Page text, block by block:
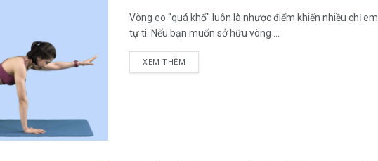
Vòng eo "quá khổ" luôn là nhược điểm khiến nhiều chị em
tự ti. Nếu bạn muốn sở hữu vòng ...
XEM THÊM